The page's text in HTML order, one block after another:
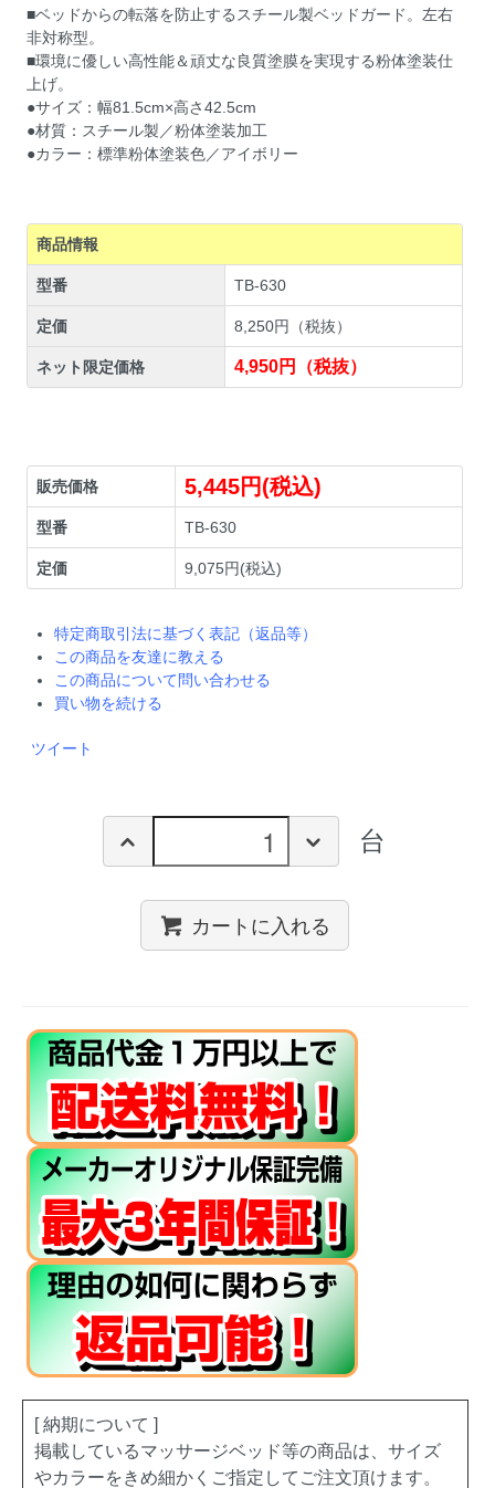
■ベッドからの転落を防止するスチール製ベッドガード。左右
非対称型。
■環境に優しい高性能＆頑丈な良質塗膜を実現する粉体塗装仕
上げ。
●サイズ：幅81.5cm×高さ42.5cm
●材質：スチール製／粉体塗装加工
●カラー：標準粉体塗装色／アイボリー
商品情報
型番 TB-630
定価 8,250円（税抜）
ネット限定価格 4,950円（税抜）
販売価格 5,445円(税込)
型番 TB-630
定価 9,075円(税込)
特定商取引法に基づく表記（返品等）
この商品を友達に教える
この商品について問い合わせる
買い物を続ける
ツイート
台
カートに入れる
[ 納期について ]
掲載しているマッサージベッド等の商品は、サイズ
やカラーをきめ細かくご指定してご注文頂けます。